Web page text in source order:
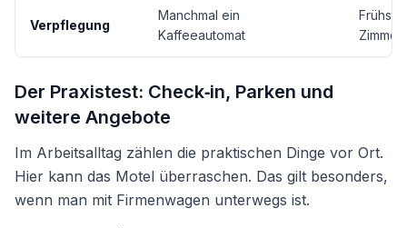
Verpflegung
Manchmal ein
Kaffeeautomat
Der Praxistest: Check‑in, Parken und
weitere Angebote
Im Arbeitsalltag zählen die praktischen Dinge vor Ort.
Hier kann das Motel überraschen. Das gilt besonders,
wenn man mit Firmenwagen unterwegs ist.